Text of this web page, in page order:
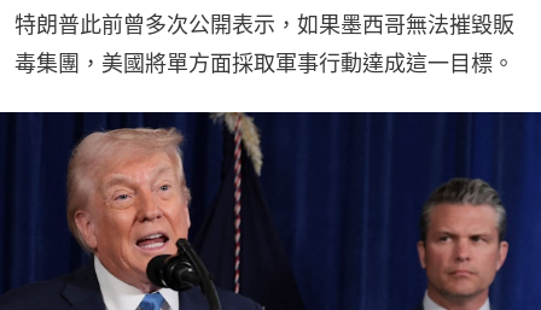
特朗普此前曾多次公開表示，如果墨西哥無法摧毀販
毒集團，美國將單方面採取軍事行動達成這一目標。